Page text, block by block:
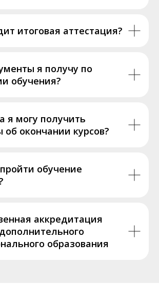
итоговая аттестация?
я получу по
обучения?
я могу получить
окончании курсов?
обучение
аккредитация
образования